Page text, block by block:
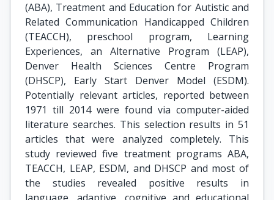
(ABA), Treatment and Education for Autistic and
Related Communication Handicapped Children
(TEACCH), preschool program, Learning
Experiences, an Alternative Program (LEAP),
Denver Health Sciences Centre Program
(DHSCP), Early Start Denver Model (ESDM).
Potentially relevant articles, reported between
1971 till 2014 were found via computer-aided
literature searches. This selection results in 51
articles that were analyzed completely. This
study reviewed five treatment programs ABA,
TEACCH, LEAP, ESDM, and DHSCP and most of
the studies revealed positive results in